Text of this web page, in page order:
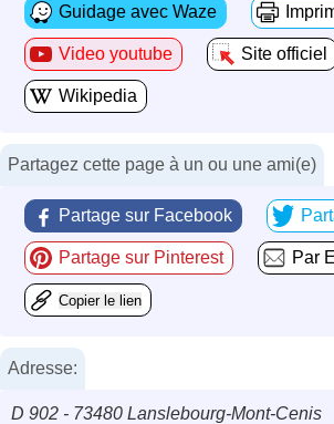
Guidage avec Waze
Video youtube Site officiel
Wikipedia
Partagez cette page à un ou une ami(e)
Partage sur Facebook
Partage sur Pinterest Par
Copier le lien
Adresse:
D 902 - 73480 Lanslebourg-Mont-Cenis